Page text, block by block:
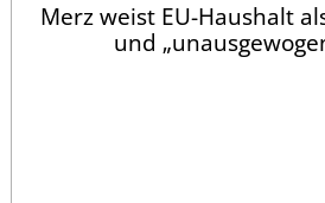
Merz weist EU-Haushalt
und